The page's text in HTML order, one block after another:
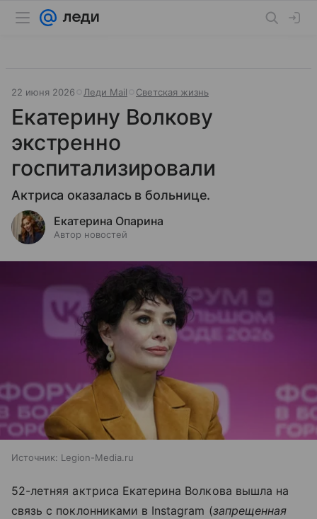
22 июня 2026 Леди Mail Светская жизнь
Екатерину Волкову
экстренно
госпитализировали
Актриса оказалась в больнице.
Екатерина Опарина
Автор новостей
Источник: Legion-Media.ru
52-летняя актриса Екатерина Волкова вышла на
связь с поклонниками в Instagram (запрещенная